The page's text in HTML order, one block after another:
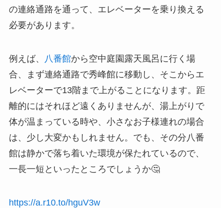
の連絡通路を通って、エレベーターを乗り換える
必要があります。
例えば、 八番館から空中庭園露天風呂に行く場
合、まず連絡通路で秀峰館に移動し、そこからエ
レベーターで13階まで上がることになります。距
離的にはそれほど遠くありませんが、湯上がりで
体が温まっている時や、小さなお子様連れの場合
は、少し大変かもしれません。でも、その分八番
館は静かで落ち着いた環境が保たれているので、
一長一短といったところでしょうか🤔
https://a.r10.to/hguV3w